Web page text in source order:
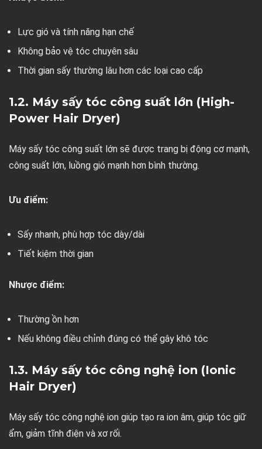
Lực gió và tính năng hạn chế
Không bảo vệ tóc chuyên sâu
Thời gian sấy thường lâu hơn các loại cao cấp
1.2. Máy sấy tóc công suất lớn (High-
Power Hair Dryer)
Máy sấy tóc công suất lớn sẽ được trang bị động cơ mạnh,
công suất lớn, luồng gió mạnh hơn bình thường.
Ưu điểm:
Sấy nhanh, phù hợp tóc dày/dài
Tiết kiệm thời gian
Nhược điểm:
Thường ồn hơn
Nếu không điều chỉnh đúng có thể gây khô tóc
1.3. Máy sấy tóc công nghệ ion (Ionic
Hair Dryer)
Máy sấy tóc công nghệ ion giúp tạo ra ion âm, giúp tóc giữ
ẩm, giảm tĩnh điện và xơ rối.